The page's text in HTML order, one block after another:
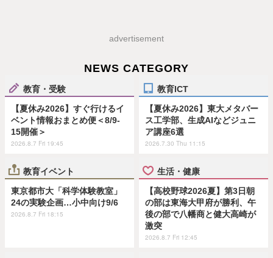
advertisement
NEWS CATEGORY
教育・受験
【夏休み2026】すぐ行けるイ
ベント情報おまとめ便＜8/9-
15開催＞
2026.8.7 Fri 19:45
教育ICT
【夏休み2026】東大メタバー
ス工学部、生成AIなどジュニ
ア講座6選
2026.7.30 Thu 11:15
教育イベント
東京都市大「科学体験教室」
24の実験企画…小中向け9/6
2026.8.7 Fri 18:15
生活・健康
【高校野球2026夏】第3日朝
の部は東海大甲府が勝利、午
後の部で八幡商と健大高崎が
激突
2026.8.7 Fri 12:45